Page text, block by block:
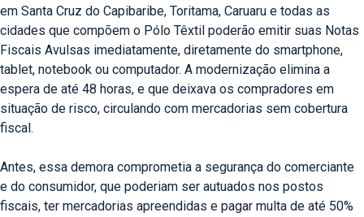
em Santa Cruz do Capibaribe, Toritama, Caruaru e todas as
cidades que compõem o Pólo Têxtil poderão emitir suas Notas
Fiscais Avulsas imediatamente, diretamente do smartphone,
tablet, notebook ou computador. A modernização elimina a
espera de até 48 horas, e que deixava os compradores em
situação de risco, circulando com mercadorias sem cobertura
fiscal.
Antes, essa demora comprometia a segurança do comerciante
e do consumidor, que poderiam ser autuados nos postos
fiscais, ter mercadorias apreendidas e pagar multa de até 50%